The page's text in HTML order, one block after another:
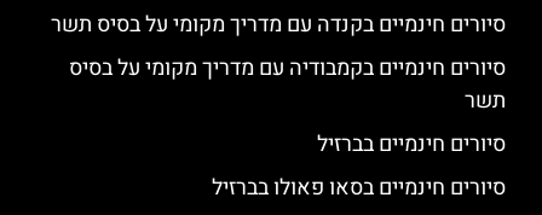
סיורים חינמיים בקנדה עם מדריך מקומי על בסיס תשר
סיורים חינמיים בקמבודיה עם מדריך מקומי על בסיס
תשר
סיורים חינמיים בברזיל
סיורים חינמיים בסאו פאולו בברזיל